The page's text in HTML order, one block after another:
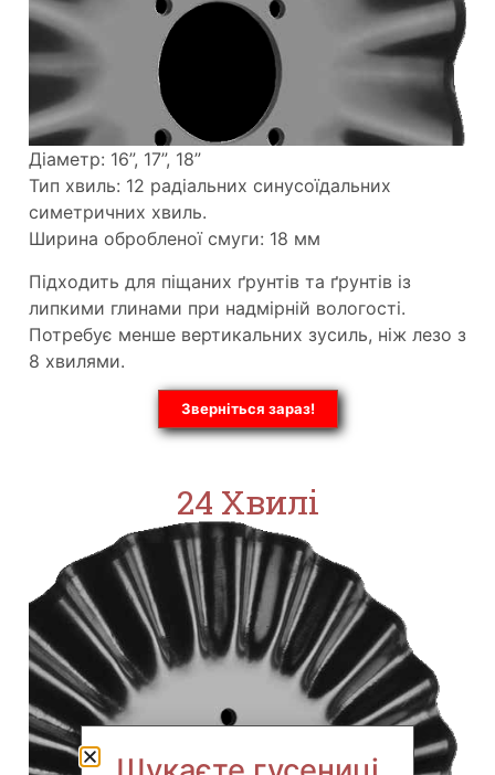
Діаметр: 16”, 17”, 18”
Тип хвиль: 12 радіальних синусоїдальних
симетричних хвиль.
Ширина обробленої смуги: 18 мм
Підходить для піщаних ґрунтів та ґрунтів із
липкими глинами при надмірній вологості.
Потребує менше вертикальних зусиль, ніж лезо з
8 хвилями.
Зверніться зараз!
24 Хвилі